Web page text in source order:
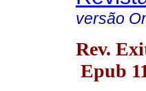
versão
Rev.
Epub